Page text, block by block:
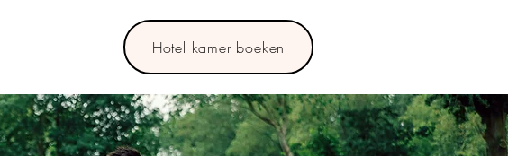
Hotel kamer boeken